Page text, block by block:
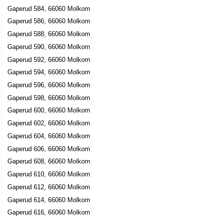
Gaperud 584, 66060 Molkom
Gaperud 586, 66060 Molkom
Gaperud 588, 66060 Molkom
Gaperud 590, 66060 Molkom
Gaperud 592, 66060 Molkom
Gaperud 594, 66060 Molkom
Gaperud 596, 66060 Molkom
Gaperud 598, 66060 Molkom
Gaperud 600, 66060 Molkom
Gaperud 602, 66060 Molkom
Gaperud 604, 66060 Molkom
Gaperud 606, 66060 Molkom
Gaperud 608, 66060 Molkom
Gaperud 610, 66060 Molkom
Gaperud 612, 66060 Molkom
Gaperud 614, 66060 Molkom
Gaperud 616, 66060 Molkom